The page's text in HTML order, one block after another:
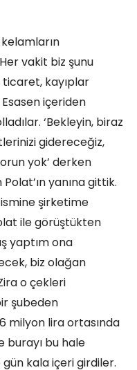
vakit biz şunu
ticaret, kayıplar
içeriden
‘Bekleyin, biraz
gidereceğiz,
yok’ derken
yanına gittik.
şirketime
ile görüştükten
yaptım ona
biz olağan
o çekleri
şubeden
milyon lira ortasında
burayı bu hale
gün kala içeri girdiler.